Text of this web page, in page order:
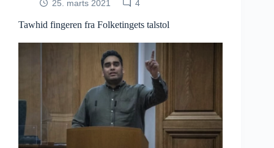
25. marts 2021 4
Tawhid fingeren fra Folketingets talstol